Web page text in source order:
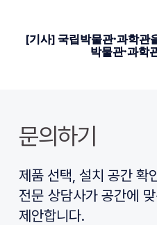
[기사] 국립박물관·과학
박물관·과학
문의하기
제품 선택, 설치 공간 확
전문 상담사가 공간에
제안합니다.